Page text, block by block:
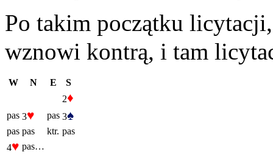
Po takim początku
wznowi kontrą, i tam
W N E
S
2♦
pas 3♥ pas 3♠
pas pas ktr. pas
4♥ pas…